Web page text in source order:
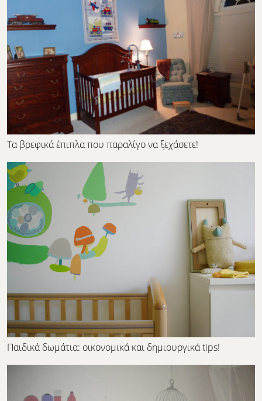
Τα βρεφικά έπιπλα που παραλίγο να ξεχάσετε!
Παιδικά δωμάτια: οικονομικά και δημιουργικά tips!